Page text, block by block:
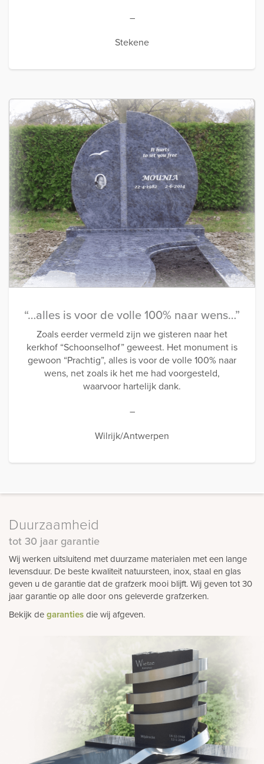
–
Stekene
“…alles is voor de volle 100% naar wens…”
Zoals eerder vermeld zijn we gisteren naar het
kerkhof “Schoonselhof” geweest. Het monument is
gewoon “Prachtig”, alles is voor de volle 100% naar
wens, net zoals ik het me had voorgesteld,
waarvoor hartelijk dank.
–
Wilrijk/Antwerpen
Duurzaamheid
tot 30 jaar garantie
Wij werken uitsluitend met duurzame materialen met een lange
levensduur. De beste kwaliteit natuursteen, inox, staal en glas
geven u de garantie dat de grafzerk mooi blijft. Wij geven tot 30
jaar garantie op alle door ons geleverde grafzerken.
Bekijk degarantiesdie wij afgeven.